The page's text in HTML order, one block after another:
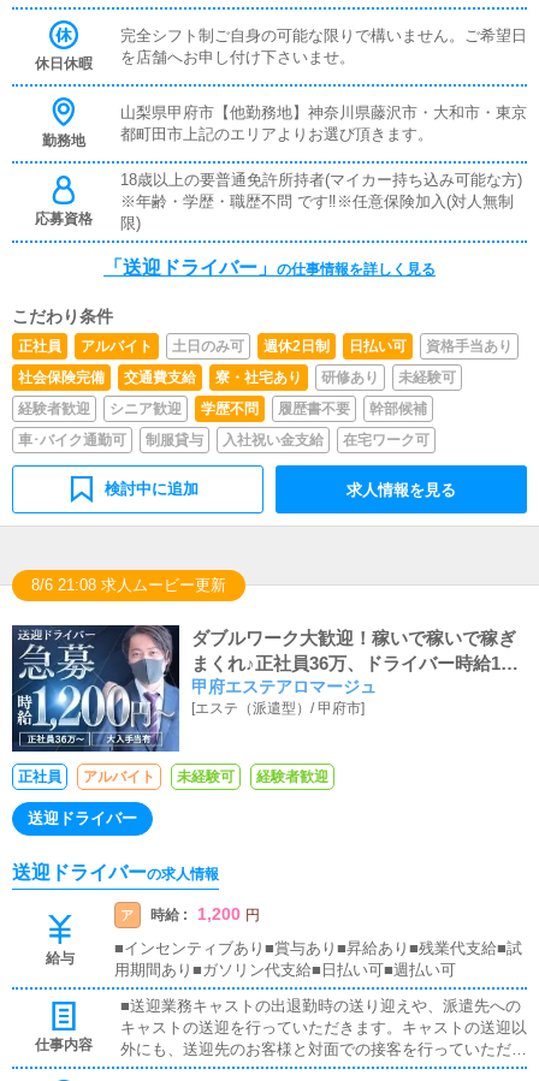
休日休暇
完全シフト制ご自身の可能な限りで構いません。ご希望日
を店舗へお申し付け下さいませ。
勤務地
山梨県甲府市【他勤務地】神奈川県藤沢市・大和市・東京
都町田市上記のエリアよりお選び頂きます。
応募資格
18歳以上の要普通免許所持者(マイカー持ち込み可能な方)
※年齢・学歴・職歴不問 です‼※任意保険加入(対人無制
限)
「送迎ドライバー」 の仕事情報を詳しく見る
こだわり条件
正社員 アルバイト 土日のみ可 週休2日制 日払い可
資格手当あり
社会保険完備
交通費支給 寮・社宅あり 研修あり
未経験可
経験者歓迎
シニア歓迎 学歴不問 履歴書不要
幹部候補
車･バイク通勤可
制服貸与 入社祝い金支給 在宅ワーク可
検討中に追加 求人情報を見る
8/6 21:08 求人ムービー更新
ダブルワーク大歓迎！稼いで稼いで稼ぎ
まくれ♪正社員36万、ドライバー時給120
0円～、社保完備
甲府エステアロマージュ
[エステ（派遣型）/甲府市]
正社員 アルバイト 未経験可 経験者歓迎
送迎ドライバー
送迎ドライバーの求人情報
給与
ア 時給 : 1,200 円
■インセンティブあり■賞与あり■昇給あり■残業代支給■試
用期間あり■ガソリン代支給■日払い可■週払い可
仕事内容
■送迎業務キャストの出退勤時の送り迎えや、派遣先への
キャストの送迎を行っていただきます。キャストの送迎以
外にも、送迎先のお客様と対面での接客を行っていただき
ます。お客様のご案内時に、システムの説明や料金の受け